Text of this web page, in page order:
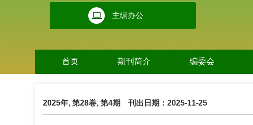
主编办公
首页 期刊简介 编委会
2025年, 第28卷, 第4期 刊出日期：2025-11-25